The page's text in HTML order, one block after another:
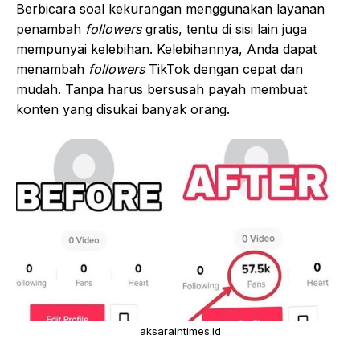
Berbicara soal kekurangan menggunakan layanan
penambah followersgratis, tentu di sisi lain juga
mempunyai kelebihan. Kelebihannya, Anda dapat
menambah followersTikTok dengan cepat dan
mudah. Tanpa harus bersusah payah membuat
konten yang disukai banyak orang.
aksaraintimes.id